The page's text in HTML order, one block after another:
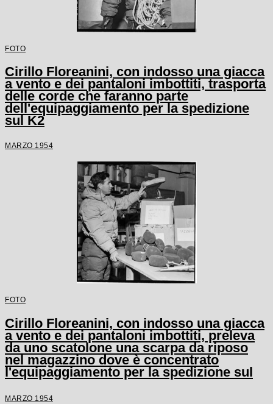
FOTO
Cirillo Floreanini, con indosso una giacca
a vento e dei pantaloni imbottiti, trasporta
delle corde che faranno parte
dell'equipaggiamento per la spedizione
sul K2
MARZO 1954
FOTO
Cirillo Floreanini, con indosso una giacca
a vento e dei pantaloni imbottiti, preleva
da uno scatolone una scarpa da riposo
nel magazzino dove è concentrato
l'equipaggiamento per la spedizione sul
K2
MARZO 1954